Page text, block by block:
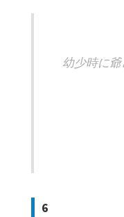
幼少時に
6